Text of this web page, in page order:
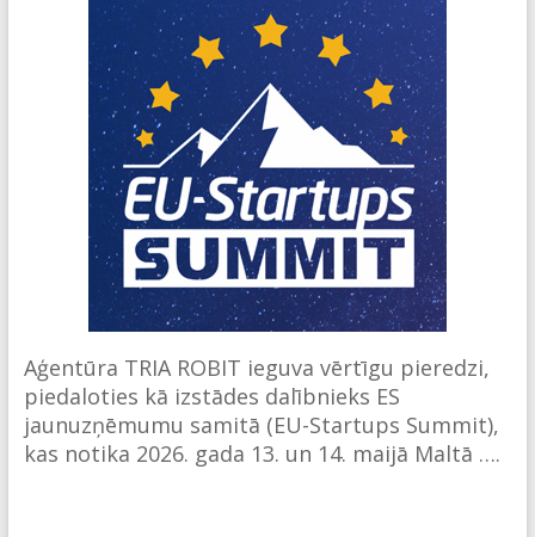
Aģentūra TRIA ROBIT ieguva vērtīgu pieredzi,
piedaloties kā izstādes dalībnieks ES
jaunuzņēmumu samitā (EU-Startups Summit),
kas notika 2026. gada 13. un 14. maijā Maltā ….